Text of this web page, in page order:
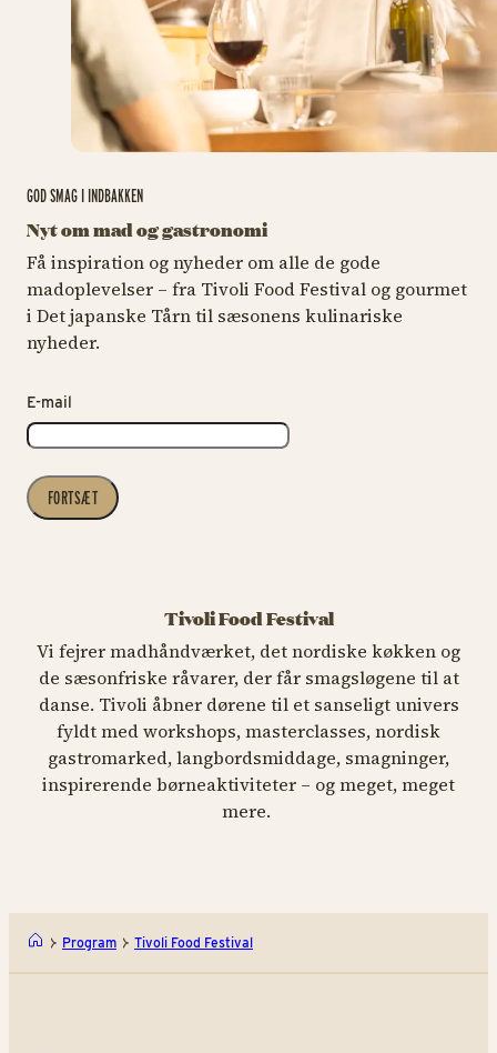
GOD SMAG I INDBAKKEN
Nyt om mad og gastronomi
Få inspiration og nyheder om alle de gode
madoplevelser – fra Tivoli Food Festival og gourmet
i Det japanske Tårn til sæsonens kulinariske
nyheder.
E-mail
FORTSÆT
Tivoli Food Festival
Vi fejrer madhåndværket, det nordiske køkken og
de sæsonfriske råvarer, der får smagsløgene til at
danse. Tivoli åbner dørene til et sanseligt univers
fyldt med workshops, masterclasses, nordisk
gastromarked, langbordsmiddage, smagninger,
inspirerende børneaktiviteter – og meget, meget
mere.
Program Tivoli Food Festival